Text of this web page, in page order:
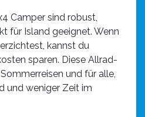
Camper sind robust,
für Island geeignet. Wenn
kannst du
sparen. Diese Allrad-
und für alle,
und weniger Zeit im